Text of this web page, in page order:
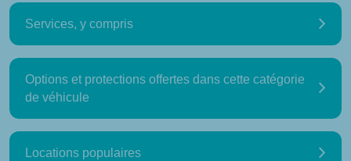
Services, y compris
Options et protections offertes dans cette catégorie
de véhicule
Locations populaires